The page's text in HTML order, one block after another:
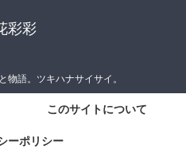
彩彩
物語。ツキハナサイサイ。
このサイトについて
ーポリシー